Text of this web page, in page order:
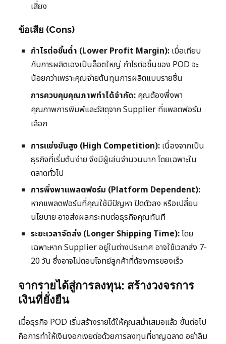
เสี่ยง
ข้อเสีย (Cons)
กำไรต่อชิ้นต่ำ (Lower Profit Margin): เมื่อเทียบ
กับการผลิตเองเป็นล็อตใหญ่ กำไรต่อชิ้นของ POD จะ
น้อยกว่าเพราะคุณจ่ายต้นทุนการผลิตแบบรายชิ้น
การควบคุมคุณภาพทำได้จำกัด: คุณต้องพึ่งพา
คุณภาพการพิมพ์และวัสดุจาก Supplier ที่แพลตฟอร์ม
เลือก
การแข่งขันสูง (High Competition): เนื่องจากเป็น
ธุรกิจที่เริ่มต้นง่าย จึงมีผู้เล่นจำนวนมาก โดยเฉพาะใน
ตลาดทั่วไป
การพึ่งพาแพลตฟอร์ม (Platform Dependent):
หากแพลตฟอร์มที่คุณใช้มีปัญหา ปิดตัวลง หรือเปลี่ยน
นโยบาย อาจส่งผลกระทบต่อธุรกิจคุณทันที
ระยะเวลาจัดส่ง (Longer Shipping Time):โดย
เฉพาะหาก Supplier อยู่ในต่างประเทศ อาจใช้เวลาส่ง 7-
20 วัน ซึ่งอาจไม่ตอบโจทย์ลูกค้าที่ต้องการของเร็ว
จากรายได้สู่การลงทุน: สร้างวงจรการ
เงินที่ยั่งยืน
เมื่อธุรกิจ POD เริ่มสร้างรายได้ให้คุณสม่ำเสมอแล้ว ขั้นต่อไป
คือการทำให้เงินงอกเงยต่อด้วยการลงทุนที่ชาญฉลาด อย่าลืม